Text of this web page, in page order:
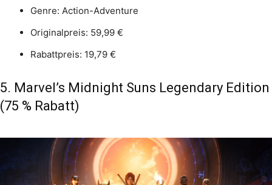
Genre: Action-Adventure
Originalpreis: 59,99 €
Rabattpreis: 19,79 €
5. Marvel’s Midnight Suns Legendary Edition
(75 % Rabatt)